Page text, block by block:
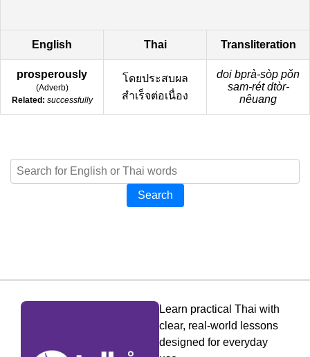
English Thai Transliteration
prosperously
(Adverb)
Related: successfully
โดยประสบผล
สำเร็จต่อเนื่อง
doi bprà-sòp pǒn
sam-rét dtòr-
nêuang
Search
Learn practical Thai with
clear, real-world lessons
designed for everyday